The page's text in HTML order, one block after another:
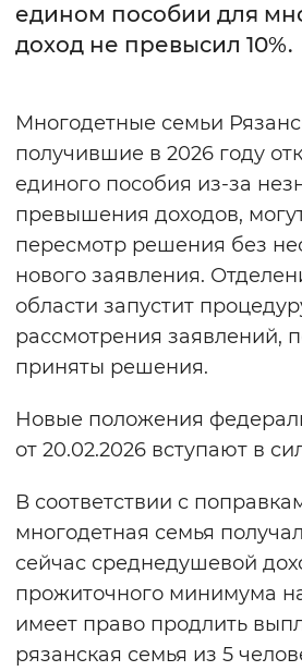
Интервал
Цвет
Монохромный
Синий
Включены
Звуковой
Воспроизвести
Вернуть
едином пособии для
доход не превысил 10%.
Многодетные семьи
получившие в 2026 году
единого пособия из‑за
превышения доходов,
пересмотр решения без
нового заявления.
области запустит
рассмотрения заявлений,
приняты решения.
Новые положения
от 20.02.2026 вступают в
В соответствии с
многодетная семья
сейчас среднедушевой
прожиточного минимума
имеет право продлить
рязанская семья из 5